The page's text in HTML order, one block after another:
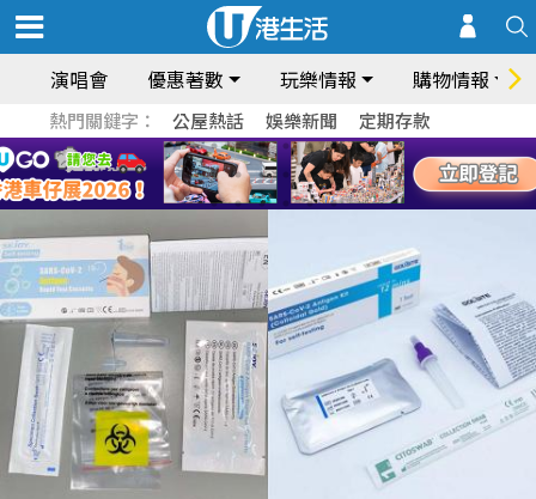
演唱會 優惠著數 玩樂情報 購物情報
熱門關鍵字： 公屋熱話 娛樂新聞 定期存款